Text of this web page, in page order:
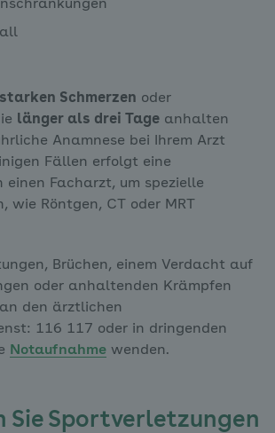
starken Schmerzen oder
länger als drei Tage anhalten
Anamnese bei Ihrem Arzt
Fällen erfolgt eine
einen Facharzt, um spezielle
wie Röntgen, CT oder MRT
Brüchen, einem Verdacht auf
oder anhaltenden Krämpfen
den ärztlichen
116 117 oder in dringenden
Notaufnahme wenden.
Sie Sportverletzungen